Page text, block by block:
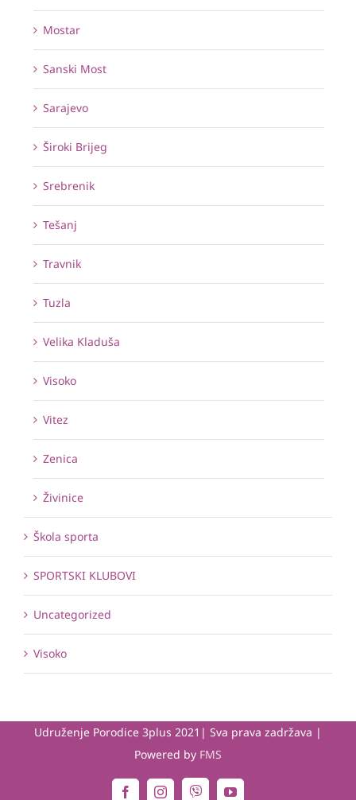
Mostar
Sanski Most
Sarajevo
Široki Brijeg
Srebrenik
Tešanj
Travnik
Tuzla
Velika Kladuša
Visoko
Vitez
Zenica
Živinice
Škola sporta
SPORTSKI KLUBOVI
Uncategorized
Visoko
Udruženje Porodice 3plus 2021| Sva prava zadržava |
Powered by FMS
Viber